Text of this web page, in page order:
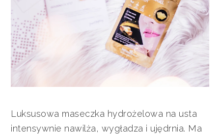
Luksusowa maseczka hydrożelowa na usta
intensywnie nawilża, wygładza i ujędrnia. Ma